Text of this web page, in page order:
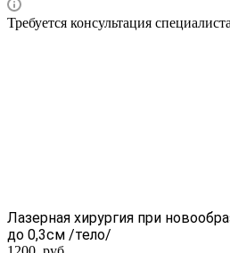
Требуется консультация специалиста
Лазерная хирургия при
до 0,3см /тело/